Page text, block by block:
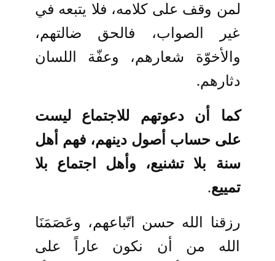
لمن وقف على كلامه، فلا يتبعه في
غير الصواب، فالحق ضالتهم،
والأخوّة شعارهم، وعفّة اللسان
دثارهم.
كما أن دعوتهم للاجتماع ليست
على حساب أصول دينهم، فهم أهل
سنة بلا تشنيع، وأهل اجتماع بلا
تمييع.
رزقنا الله حسن اتّباعهم، وعَصَمَنَا
الله من أن نكون عاراً على